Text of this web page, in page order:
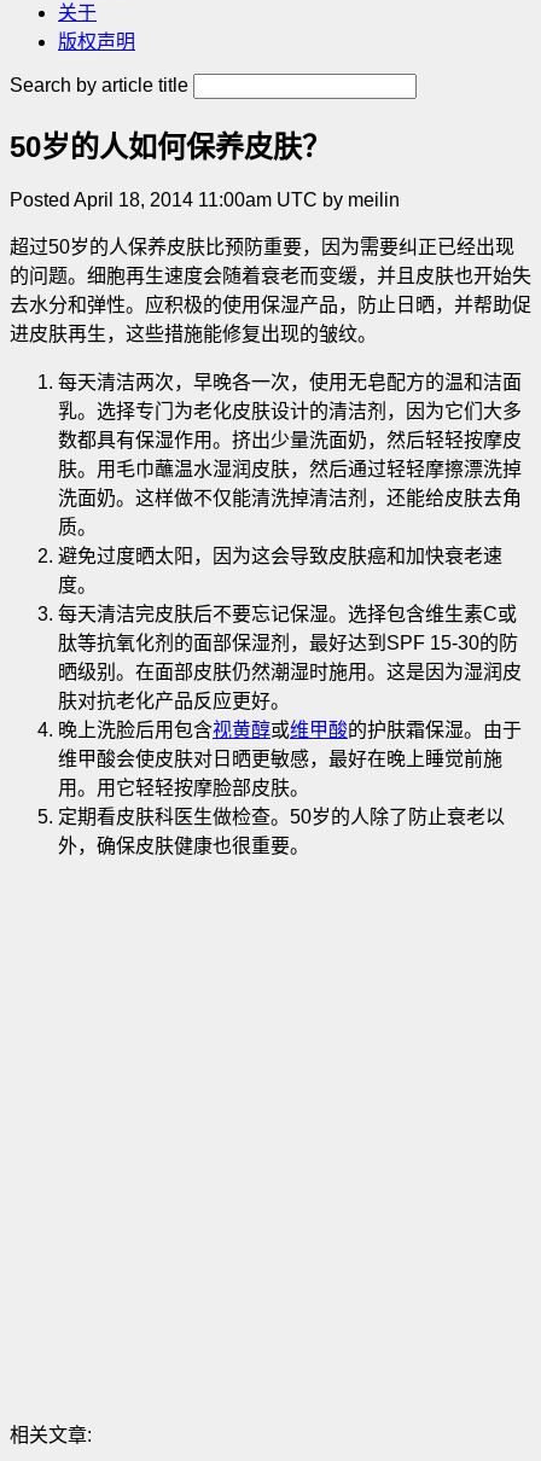
关于
版权声明
Search by article title
50岁的人如何保养皮肤？
Posted April 18, 2014 11:00am UTC by meilin
超过50岁的人保养皮肤比预防重要，因为需要纠正已经出现
的问题。细胞再生速度会随着衰老而变缓，并且皮肤也开始失
去水分和弹性。应积极的使用保湿产品，防止日晒，并帮助促
进皮肤再生，这些措施能修复出现的皱纹。
每天清洁两次，早晚各一次，使用无皂配方的温和洁面
乳。选择专门为老化皮肤设计的清洁剂，因为它们大多
数都具有保湿作用。挤出少量洗面奶，然后轻轻按摩皮
肤。用毛巾蘸温水湿润皮肤，然后通过轻轻摩擦漂洗掉
洗面奶。这样做不仅能清洗掉清洁剂，还能给皮肤去角
质。
避免过度晒太阳，因为这会导致皮肤癌和加快衰老速
度。
每天清洁完皮肤后不要忘记保湿。选择包含维生素C或
肽等抗氧化剂的面部保湿剂，最好达到SPF 15-30的防
晒级别。在面部皮肤仍然潮湿时施用。这是因为湿润皮
肤对抗老化产品反应更好。
晚上洗脸后用包含视黄醇或维甲酸的护肤霜保湿。由于
维甲酸会使皮肤对日晒更敏感，最好在晚上睡觉前施
用。用它轻轻按摩脸部皮肤。
定期看皮肤科医生做检查。50岁的人除了防止衰老以
外，确保皮肤健康也很重要。
相关文章: